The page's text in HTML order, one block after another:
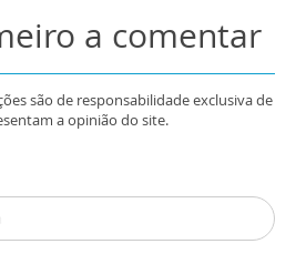
a comentar
são de responsabilidade exclusiva de
a opinião do site.